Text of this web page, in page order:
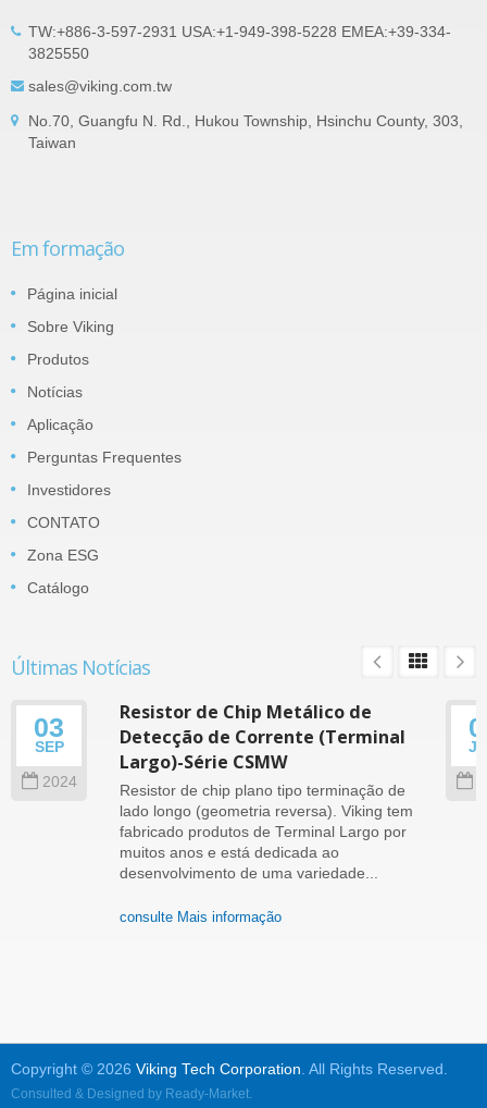
TW:+886-3-597-2931 USA:+1-949-398-5228 EMEA:+39-334-
3825550
sales@viking.com.tw
No.70, Guangfu N. Rd., Hukou Township, Hsinchu County, 303,
Taiwan
Em formação
Página inicial
Sobre Viking
Produtos
Notícias
Aplicação
Perguntas Frequentes
Investidores
CONTATO
Zona ESG
Catálogo
Últimas Notícias
03
SEP
2024
Resistor de Chip Metálico de
Detecção de Corrente (Terminal
Largo)-Série CSMW
Resistor de chip plano tipo terminação de
lado longo (geometria reversa). Viking tem
fabricado produtos de Terminal Largo por
muitos anos e está dedicada ao
desenvolvimento de uma variedade...
consulte Mais informação
Copyright © 2026 Viking Tech Corporation. All Rights Reserved.
Consulted & Designed by Ready-Market.